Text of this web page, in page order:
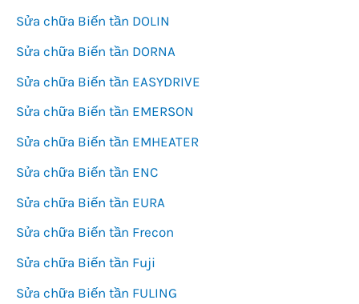
Sửa chữa Biến tần DOLIN
Sửa chữa Biến tần DORNA
Sửa chữa Biến tần EASYDRIVE
Sửa chữa Biến tần EMERSON
Sửa chữa Biến tần EMHEATER
Sửa chữa Biến tần ENC
Sửa chữa Biến tần EURA
Sửa chữa Biến tần Frecon
Sửa chữa Biến tần Fuji
Sửa chữa Biến tần FULING